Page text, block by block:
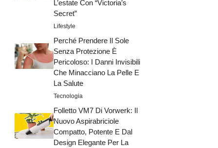
L’estate Con “Victoria’s
Secret”
Lifestyle
Perché Prendere Il Sole
Senza Protezione È
Pericoloso: I Danni Invisibili
Che Minacciano La Pelle E
La Salute
Tecnologia
Folletto VM7 Di Vorwerk: Il
Nuovo Aspirabriciole
Compatto, Potente E Dal
Design Elegante Per La